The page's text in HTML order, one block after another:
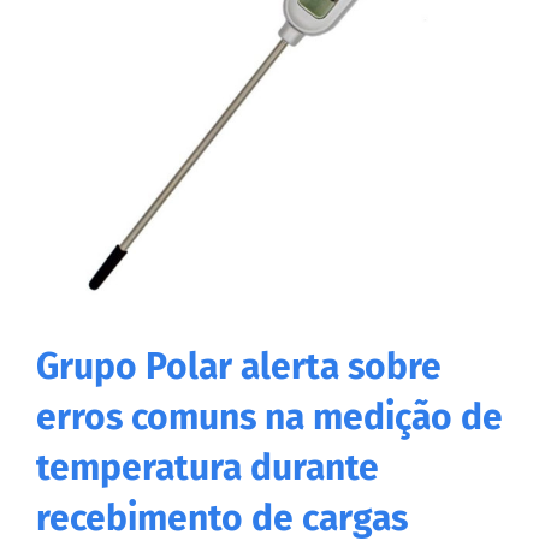
Grupo Polar alerta sobre
erros comuns na medição de
temperatura durante
recebimento de cargas